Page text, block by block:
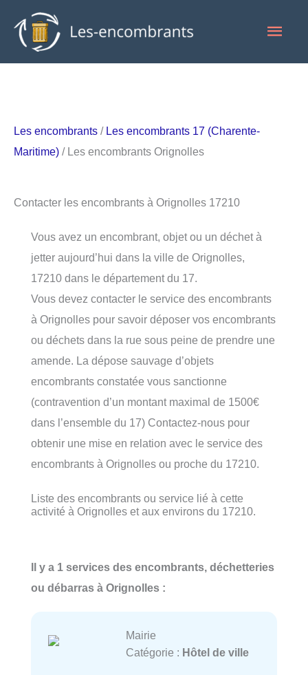
contenu
Les encombrants / Les encombrants 17 (Charente-
Maritime) / Les encombrants Orignolles
Contacter les encombrants à Orignolles 17210
Vous avez un encombrant, objet ou un déchet à
jetter aujourd’hui dans la ville de Orignolles,
17210 dans le département du 17.
Vous devez contacter le service des encombrants
à Orignolles pour savoir déposer vos encombrants
ou déchets dans la rue sous peine de prendre une
amende. La dépose sauvage d’objets
encombrants constatée vous sanctionne
(contravention d’un montant maximal de 1500€
dans l’ensemble du 17) Contactez-nous pour
obtenir une mise en relation avec le service des
encombrants à Orignolles ou proche du 17210.
Liste des encombrants ou service lié à cette
activité à Orignolles et aux environs du 17210.
Il y a 1 services des encombrants, déchetteries
ou débarras à Orignolles :
Mairie
Catégorie : Hôtel de ville